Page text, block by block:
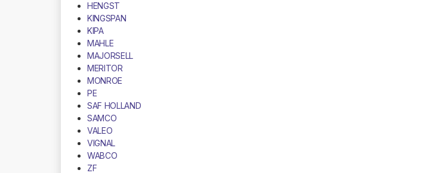
HENGST
KINGSPAN
KIPA
MAHLE
MAJORSELL
MERITOR
MONROE
PE
SAF HOLLAND
SAMCO
VALEO
VIGNAL
WABCO
ZF